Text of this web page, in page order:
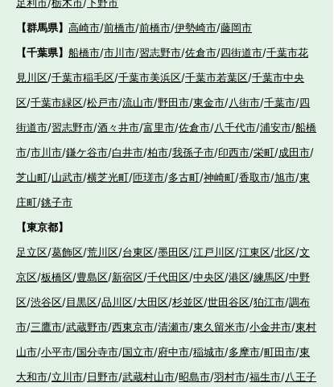
【群馬県】 高崎市/前橋市/前橋市/伊勢崎市/藤岡市
【千葉県】 船橋市/市川市/習志野市/佐倉市/四街道市/千葉市花
見川区/千葉市稲毛区/千葉市美浜区/千葉市若葉区/千葉市中央
区/千葉市緑区/松戸市/流山市/野田市/東金市/八街市/千葉市/四
街道市/習志野市/酒々井市/富里市/佐倉市/八千代市/浦安市/船橋
市/市川市/鎌ケ谷市/白井市/柏市/我孫子市/印西市/栄町/成田市/
芝山町/山武市/横芝光町/匝瑳市/多古町/神崎町/香取市/旭市/東
庄町/銚子市
【東京都】
足立区/葛飾区/荒川区/台東区/墨田区/江戸川区/江東区/北区/文
京区/板橋区/豊島区/新宿区/千代田区/中央区/港区/練馬区/中野
区/渋谷区/目黒区/品川区/大田区/杉並区/世田谷区/狛江市/調布
市/三鷹市/武蔵野市/西東京市/清瀬市/東久留米市/小金井市/東村
山市/小平市/国分寺市/国立市/府中市/稲城市/多摩市/町田市/東
大和市/立川市/日野市/武蔵村山市/昭島市/羽村市/福生市/八王子